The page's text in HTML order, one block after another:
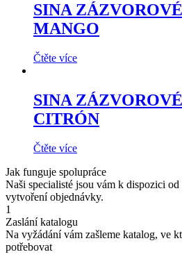
SINA
MANGO
Čtěte více
SINA
CITRÓN
Čtěte více
Jak funguje spolupráce
Naši specialisté jsou vám k dispozici
vytvoření objednávky.
1
Zaslání katalogu
Na vyžádání vám zašleme katalog, ve
potřebovat